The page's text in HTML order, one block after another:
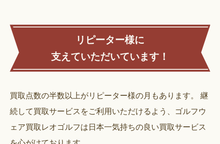
リピーター様に
支えていただいています！
買取点数の半数以上がリピーター様の月もあります。
継
続して買取サービスをご利用いただけるよう、ゴルフウ
ェア買取レオゴルフは日本一気持ちの良い買取サービス